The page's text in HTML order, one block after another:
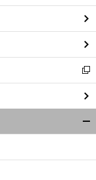
ン
ド
ウ
で
開
く
新
し
い
ウ
ィ
ン
ウ